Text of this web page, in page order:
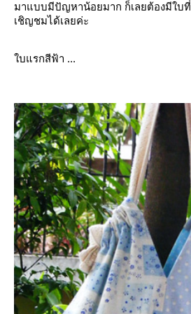
มาแบบมีปัญหาน้อยมาก ก็เลยต้องมีใบที่
เชิญชมได้เลยค่ะ
บแรกสีฟ้า ...